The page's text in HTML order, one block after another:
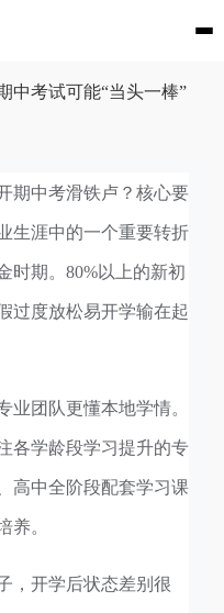
中考试可能“当头一棒”
期中考滑铁卢？核心要
生涯中的一个重要转折
时期。80%以上的新初
过度放松易开学输在起
业团队更懂本地学情。
各学龄段学习提升的专
高中全阶段配套学习课
养。
，开学后状态差别很